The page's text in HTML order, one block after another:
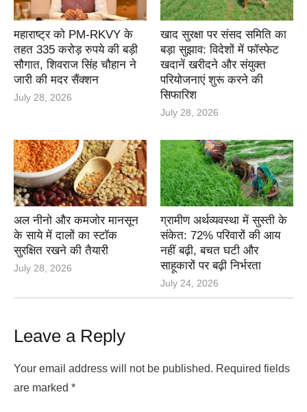
महाराष्ट्र को PM-RKVY के
तहत 335 करोड़ रुपये की बड़ी
सौगात, शिवराज सिंह चौहान ने
जारी की मदर सैंक्शन
July 28, 2026
खाद सुरक्षा पर संसद समिति का
बड़ा सुझाव: विदेशों में फॉस्फेट
खदानें खरीदने और संयुक्त
परियोजनाएं शुरू करने की
सिफारिश
July 28, 2026
अल नीनो और कमजोर मानसून
के साये में दालों का स्टॉक
सुरक्षित रखने की तैयारी
July 28, 2026
ग्रामीण अर्थव्यवस्था में सुस्ती के
संकेत: 72% परिवारों की आय
नहीं बढ़ी, बचत घटी और
साहूकारों पर बढ़ी निर्भरता
July 24, 2026
Leave a Reply
Your email address will not be published. Required fields
are marked *